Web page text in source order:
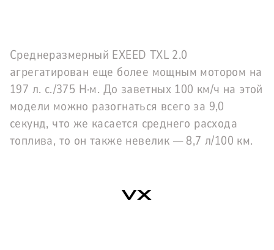
Среднеразмерный EXEED TXL 2.0
агрегатирован еще более мощным мотором на
197 л. с./375 Н·м. До заветных 100 км/ч на этой
модели можно разогнаться всего за 9,0
секунд, что же касается среднего расхода
топлива, то он также невелик — 8,7 л/100 км.
VX